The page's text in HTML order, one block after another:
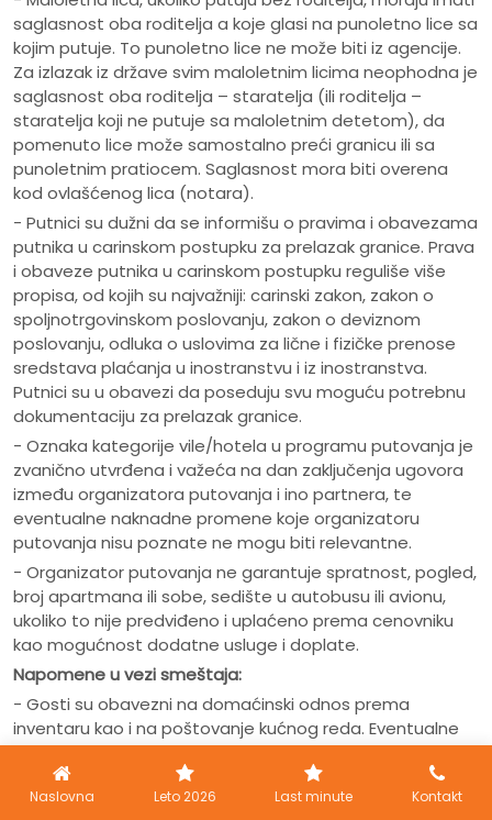
saglasnost oba roditelja a koje glasi na punoletno lice sa
kojim putuje. To punoletno lice ne može biti iz agencije.
Za izlazak iz države svim maloletnim licima neophodna je
saglasnost oba roditelja – staratelja (ili roditelja –
staratelja koji ne putuje sa maloletnim detetom), da
pomenuto lice može samostalno preći granicu ili sa
punoletnim pratiocem. Saglasnost mora biti overena
kod ovlašćenog lica (notara).
- Putnici su dužni da se informišu o pravima i obavezama
putnika u carinskom postupku za prelazak granice. Prava
i obaveze putnika u carinskom postupku reguliše više
propisa, od kojih su najvažniji: carinski zakon, zakon o
spoljnotrgovinskom poslovanju, zakon o deviznom
poslovanju, odluka o uslovima za lične i fizičke prenose
sredstava plaćanja u inostranstvu i iz inostranstva.
Putnici su u obavezi da poseduju svu moguću potrebnu
dokumentaciju za prelazak granice.
- Oznaka kategorije vile/hotela u programu putovanja je
zvanično utvrđena i važeća na dan zaključenja ugovora
između organizatora putovanja i ino partnera, te
eventualne naknadne promene koje organizatoru
putovanja nisu poznate ne mogu biti relevantne.
- Organizator putovanja ne garantuje spratnost, pogled,
broj apartmana ili sobe, sedište u autobusu ili avionu,
ukoliko to nije predviđeno i uplaćeno prema cenovniku
kao mogućnost dodatne usluge i doplate.
Napomene u vezi smeštaja:
- Gosti su obavezni na domaćinski odnos prema
inventaru kao i na poštovanje kućnog reda. Eventualne
štete, prouzrokovane nepažnjom, gosti su dužni da
prijave domaćinu ili predstavniku agencije i da iste
nadoknade. - Uplatom smeštaja u određenom objektu,
Naslovna Leto 2026 Last minute Kontakt